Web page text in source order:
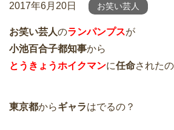
2017年6月20日 お笑い芸人
お笑い芸人のランパンプスが
小池百合子都知事から
とうきょうホイクマンに任命されたの
東京都からギャラはでるの？